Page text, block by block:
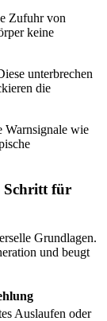
Zufuhr von
keine
unterbrechen
die
Warnsignale wie
Schritt für
Grundlagen.
und beugt
Auslaufen oder